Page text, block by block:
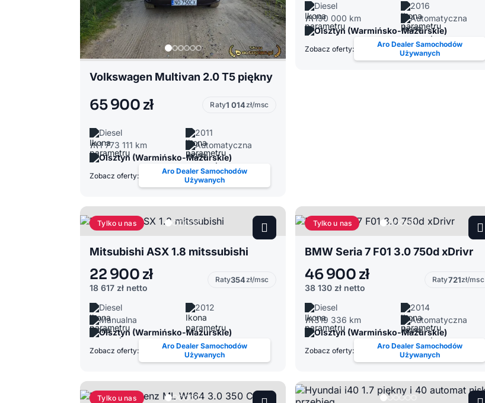
Volkswagen Multivan 2.0 T5 piękny
65 900 zł Raty1 014zł/msc
Diesel
2011
1 773 111 km
Automatyczna
Olsztyn (Warmińsko-Mazurskie)
Zobacz oferty:
Aro Dealer Samochodów
Używanych
Diesel
2016
190 000 km
Automatyczna
Olsztyn (Warmińsko-Mazurskie)
Zobacz oferty:
Aro Dealer Samochodów
Używanych
Tylko u nas
Mitsubishi ASX 1.8 mitssubishi
22 900 zł
18 617 zł netto
Raty354zł/msc
Diesel
2012
Manualna
Olsztyn (Warmińsko-Mazurskie)
Zobacz oferty:
Aro Dealer Samochodów
Używanych
Tylko u nas
BMW Seria 7 F01 3.0 750d xDrivr
46 900 zł
38 130 zł netto
Raty721zł/msc
Diesel
2014
319 336 km
Automatyczna
Olsztyn (Warmińsko-Mazurskie)
Zobacz oferty:
Aro Dealer Samochodów
Używanych
Tylko u nas